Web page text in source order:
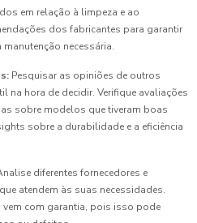
em relação à limpeza e ao
dos fabricantes para garantir
necessária.
Pesquisar as opiniões de outros
na hora de decidir. Verifique avaliações
sobre modelos que tiveram boas
sobre a durabilidade e a eficiência
diferentes fornecedores e
atendem às suas necessidades.
com garantia, pois isso pode